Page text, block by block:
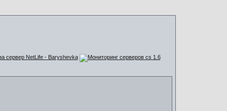
сервер NetLife - Baryshevka